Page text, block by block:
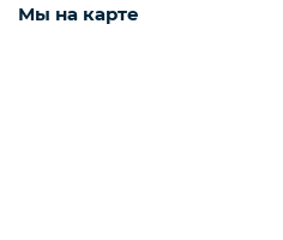
Мы на карте